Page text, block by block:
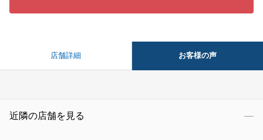
店舗詳細 お客様の声
近隣の店舗を見る